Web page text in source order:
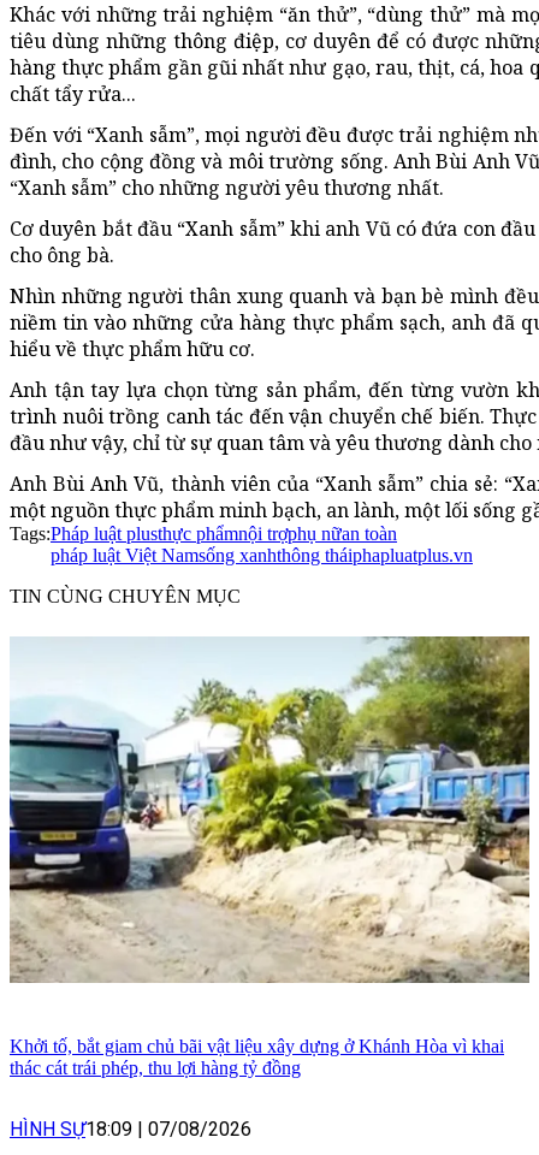
Khác với những trải nghiệm “ăn thử”, “dùng thử” mà
tiêu dùng những thông điệp, cơ duyên để có được
hàng thực phẩm gần gũi nhất như gạo, rau, thịt, cá,
chất tẩy rửa...
Đến với “Xanh sẫm”, mọi người đều được trải nghiệm
đình, cho cộng đồng và môi trường sống. Anh Bùi Anh
“Xanh sẫm” cho những người yêu thương nhất.
Cơ duyên bắt đầu “Xanh sẫm” khi anh Vũ có đứa con
cho ông bà.
Nhìn những người thân xung quanh và bạn bè mình
niềm tin vào những cửa hàng thực phẩm sạch, anh đã
hiểu về thực phẩm hữu cơ.
Anh tận tay lựa chọn từng sản phẩm, đến từng vườn
trình nuôi trồng canh tác đến vận chuyển chế biến.
đầu như vậy, chỉ từ sự quan tâm và yêu thương dành
Anh Bùi Anh Vũ, thành viên của “Xanh sẫm” chia sẻ:
một nguồn thực phẩm minh bạch, an lành, một lối sống
Tags:Pháp luật plusthực phẩmnội trợphụ nữan toàn
pháp luật Việt Namsống xanhthông tháiphapluatplus.vn
TIN CÙNG CHUYÊN MỤC
Khởi tố, bắt giam chủ bãi vật liệu xây dựng ở Khánh Hòa vì khai
thác cát trái phép, thu lợi hàng tỷ đồng
HÌNH SỰ18:09 07/08/2026